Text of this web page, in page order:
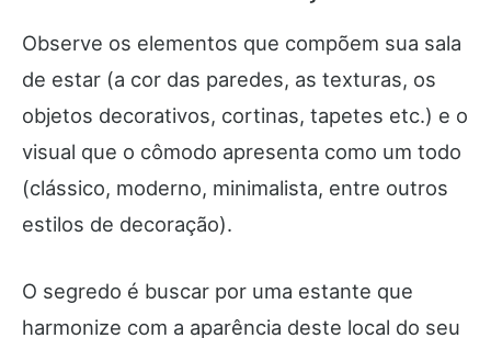
Observe os elementos que compõem sua sala
de estar (a cor das paredes, as texturas, os
objetos decorativos, cortinas, tapetes etc.) e o
visual que o cômodo apresenta como um todo
(clássico, moderno, minimalista, entre outros
estilos de decoração).
O segredo é buscar por uma estante que
harmonize com a aparência deste local do seu